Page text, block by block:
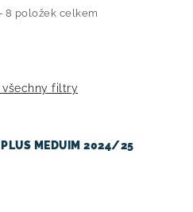
- 8 položek celkem
všechny filtry
MEDUIM 2024/25